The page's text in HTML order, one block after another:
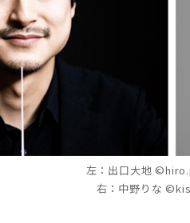
左：出口大地
右：中野りな